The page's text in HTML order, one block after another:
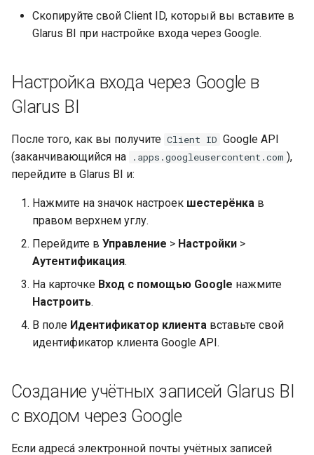
Скопируйте свой Client ID, который вы вставите в
Glarus BI при настройке входа через Google.
Настройка входа через Google в
Glarus BI
После того, как вы получите Client ID Google API
(заканчивающийся на
.apps.googleusercontent.com ),
перейдите в Glarus BI и:
Нажмите на значок настроек шестерёнка в
правом верхнем углу.
Перейдите в Управление > Настройки >
Аутентификация.
На карточке Вход с помощью Google нажмите
Настроить.
В поле Идентификатор клиента вставьте свой
идентификатор клиента Google API.
Создание учётных записей Glarus BI
с входом через Google
Если адреса́ электронной почты учётных записей